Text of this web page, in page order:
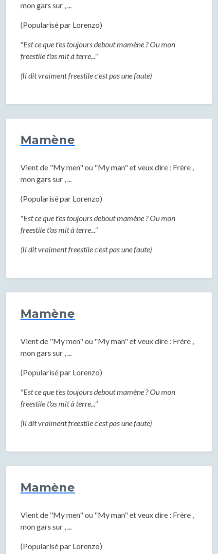
mon gars sur , ...
(Popularisé par Lorenzo)
"Est ce que t'es toujours debout mamène ? Ou mon
freestile t'as mit à terre..."
(Il dit vraiment freestile c'est pas une faute)
Mamène
Vient de "My men" ou "My man" et veux dire : Frère ,
mon gars sur , ...
(Popularisé par Lorenzo)
"Est ce que t'es toujours debout mamène ? Ou mon
freestile t'as mit à terre..."
(Il dit vraiment freestile c'est pas une faute)
Mamène
Vient de "My men" ou "My man" et veux dire : Frère ,
mon gars sur , ...
(Popularisé par Lorenzo)
"Est ce que t'es toujours debout mamène ? Ou mon
freestile t'as mit à terre..."
(Il dit vraiment freestile c'est pas une faute)
Mamène
Vient de "My men" ou "My man" et veux dire : Frère ,
mon gars sur , ...
(Popularisé par Lorenzo)